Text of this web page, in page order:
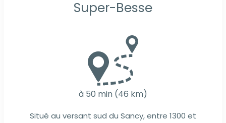
Super-Besse
à 50 min (46 km)
Situé au versant sud du Sancy, entre 1300 et